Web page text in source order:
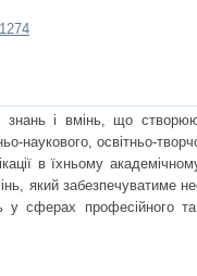
і вмінь, що
наукового, освітньо-
в їхньому
який забезпечуватиме
у сферах професійного